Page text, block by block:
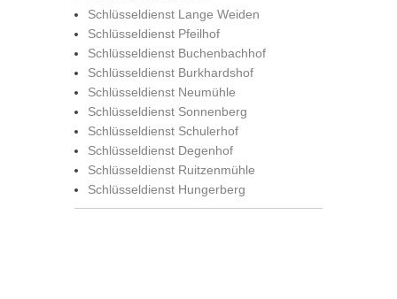
Schlüsseldienst Lange Weiden
Schlüsseldienst Pfeilhof
Schlüsseldienst Buchenbachhof
Schlüsseldienst Burkhardshof
Schlüsseldienst Neumühle
Schlüsseldienst Sonnenberg
Schlüsseldienst Schulerhof
Schlüsseldienst Degenhof
Schlüsseldienst Ruitzenmühle
Schlüsseldienst Hungerberg